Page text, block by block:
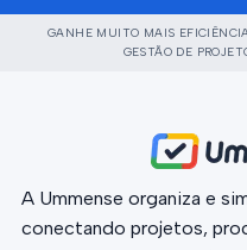
GANHE MUITO MAIS
GESTÃO DE
A Ummense organiza e
conectando projetos,